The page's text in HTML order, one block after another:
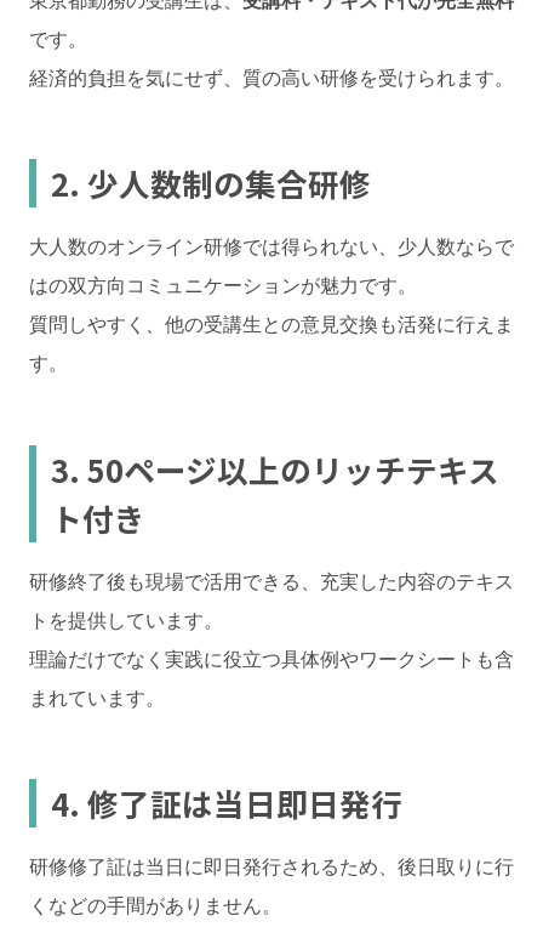
です。
経済的負担を気にせず、質の高い研修を受けられます。
2. 少人数制の集合研修
大人数のオンライン研修では得られない、少人数ならで
はの双方向コミュニケーションが魅力です。
質問しやすく、他の受講生との意見交換も活発に行えま
す。
3. 50ページ以上のリッチテキス
ト付き
研修終了後も現場で活用できる、充実した内容のテキス
トを提供しています。
理論だけでなく実践に役立つ具体例やワークシートも含
まれています。
4. 修了証は当日即日発行
研修修了証は当日に即日発行されるため、後日取りに行
くなどの手間がありません。